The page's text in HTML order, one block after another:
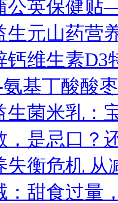
公英保健
生元山药营
钙维生素
氨基丁酸酸
生菌米乳：
，是忌口？
失衡危机 从
：甜食过量